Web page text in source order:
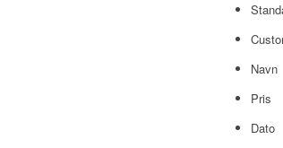
Navn
Pris
Dato